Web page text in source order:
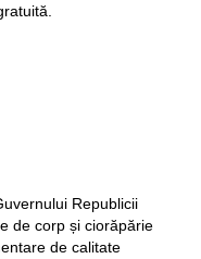
Republicii
de corp și ciorăpărie
de calitate